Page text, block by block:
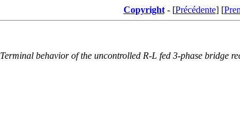
Copyright- [Précédente] [
Terminal behavior of the uncontrolled R-L fed 3-phase bridge